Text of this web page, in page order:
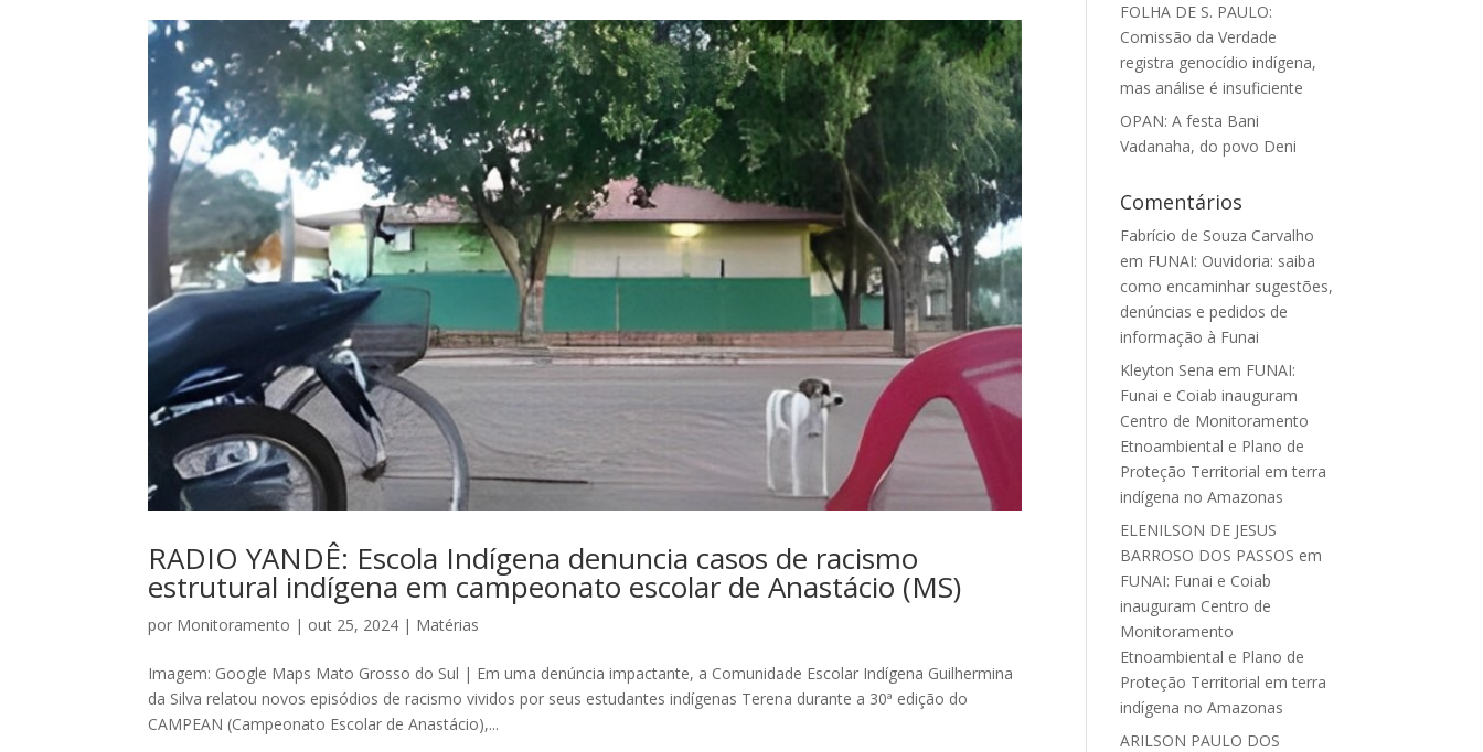
RADIO YANDÊ: Escola Indígena denuncia casos de racismo
estrutural indígena em campeonato escolar de Anastácio (MS)
por Monitoramento | out 25, 2024 | Matérias
Imagem: Google Maps Mato Grosso do Sul | Em uma denúncia impactante, a Comunidade Escolar Indígena Guilhermina
da Silva relatou novos episódios de racismo vividos por seus estudantes indígenas Terena durante a 30ª edição do
CAMPEAN (Campeonato Escolar de Anastácio),...
FOLHA DE S. PAULO:
Comissão da Verdade
registra genocídio indígena,
mas análise é insuficiente
OPAN: A festa Bani
Vadanaha, do povo Deni
Comentários
Fabrício de Souza Carvalho
em FUNAI: Ouvidoria: saiba
como encaminhar sugestões,
denúncias e pedidos de
informação à Funai
Kleyton Sena em FUNAI:
Funai e Coiab inauguram
Centro de Monitoramento
Etnoambiental e Plano de
Proteção Territorial em terra
indígena no Amazonas
ELENILSON DE JESUS
BARROSO DOS PASSOS em
FUNAI: Funai e Coiab
inauguram Centro de
Monitoramento
Etnoambiental e Plano de
Proteção Territorial em terra
indígena no Amazonas
ARILSON PAULO DOS